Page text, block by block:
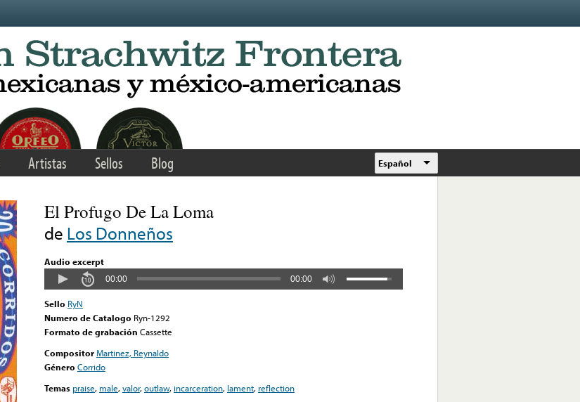
Artistas Sellos Blog Español
El Profugo De La Loma
de Los Donneños
Audio excerpt
00:00 00:00
Sello RyN
Numero de Catalogo Ryn-1292
Formato de grabación Cassette
CompositorMartinez, Reynaldo
Género Corrido
Temas praise, male,valor,outlaw, incarceration, lament, reflection